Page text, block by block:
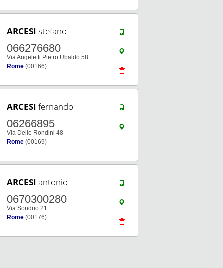
ARCESI stefano
066276680
Via Angeletti Pietro Ubaldo 58
Rome (00166)
ARCESI fernando
06266895
Via Delle Rondini 48
Rome (00169)
ARCESI antonio
0670300280
Via Sondrio 21
Rome (00176)